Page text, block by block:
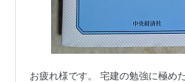
お疲れ様です。 宅建の勉強に極め